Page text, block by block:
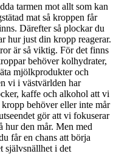
tarmen mot allt som kan
mat så kroppen får
Därefter så plockar du
hur just din kropp reagerar.
är så viktig. För det finns
behöver kolhydrater,
mjölkprodukter och
vi i västvärlden har
kaffe och alkohol att vi
behöver eller inte mår
gör att vi fokuserar
hur den mår. Men med
får en chans att börja
självsnällhet i det